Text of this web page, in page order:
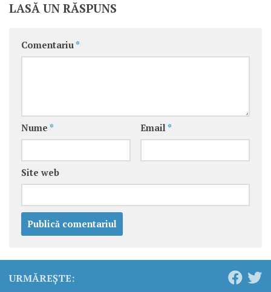
LASĂ UN RĂSPUNS
Comentariu *
Nume * Email *
Site web
URMĂREȘTE: